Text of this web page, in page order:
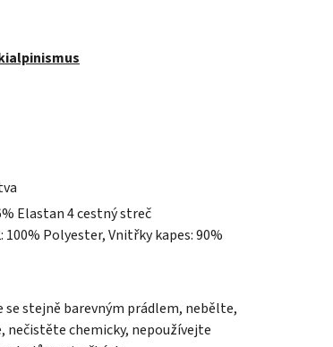
Elastan 4 cestný streč
100% Polyester, Vnitřky kapes: 90%
se stejně barevným prádlem, nebělte,
nečistěte chemicky, nepoužívejte